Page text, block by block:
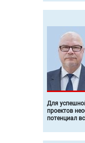
Для
проектов
потенциал